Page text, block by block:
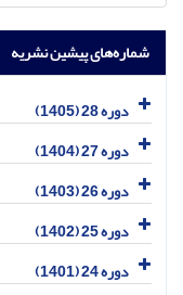
شماره‌های پیشین نشریه
دوره 28 (1405)
دوره 27 (1404)
دوره 26 (1403)
دوره 25 (1402)
دوره 24 (1401)